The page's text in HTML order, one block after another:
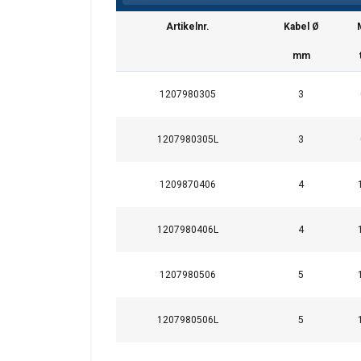
Artikelnr. Kabel Ø
mm
1207980305 3
1207980305L 3
1209870406 4
1207980406L 4
1207980506 5
1207980506L 5
We gebruiken